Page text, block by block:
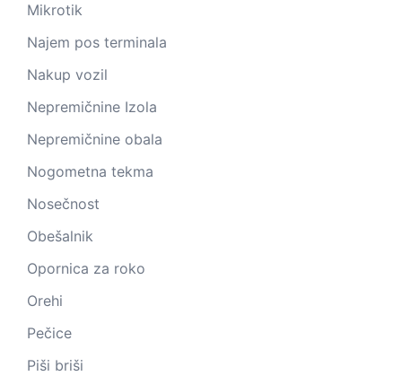
Mikrotik
Najem pos terminala
Nakup vozil
Nepremičnine Izola
Nepremičnine obala
Nogometna tekma
Nosečnost
Obešalnik
Opornica za roko
Orehi
Pečice
Piši briši